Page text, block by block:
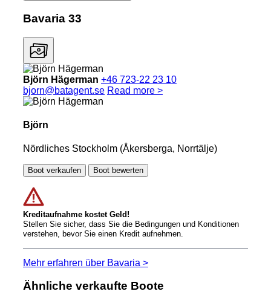
Bavaria 33
Björn Hägerman +46 723-22 23 10
bjorn@batagent.se Read more >
Björn
Nördliches Stockholm (Åkersberga, Norrtälje)
Boot verkaufen Boot bewerten
Kreditaufnahme kostet Geld!
Stellen Sie sicher, dass Sie die Bedingungen und Konditionen
verstehen, bevor Sie einen Kredit aufnehmen.
Mehr erfahren über Bavaria >
Ähnliche verkaufte Boote